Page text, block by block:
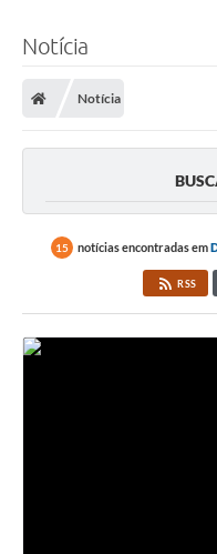
Notícia
Notícia
15 notícias encontradas em
RSS